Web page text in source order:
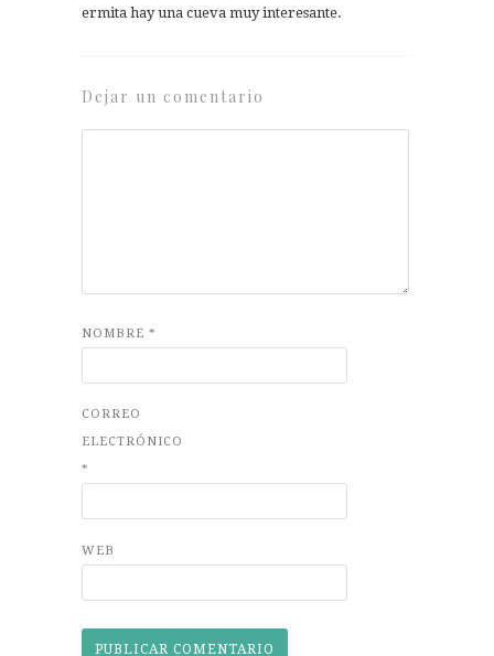
ermita hay una cueva muy interesante.
Dejar un comentario
NOMBRE *
CORREO
ELECTRÓNICO
*
WEB